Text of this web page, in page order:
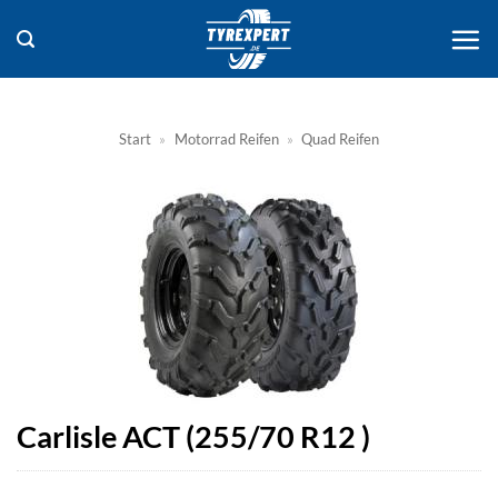
Inhalt
springen
Start » Motorrad Reifen » Quad Reifen
Carlisle ACT (255/70 R12 )